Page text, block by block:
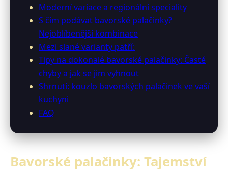
Moderní variace a regionální speciality
S čím podávat bavorské palačinky?
Nejoblíbenější kombinace
Mezi slané varianty patří:
Tipy na dokonalé bavorské palačinky: Časté
chyby a jak se jim vyhnout
Shrnutí: kouzlo bavorských palačinek ve vaší
kuchyni
FAQ
Bavorské palačinky: Tajemství